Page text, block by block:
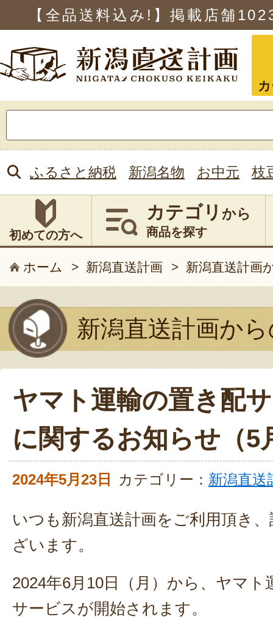
【全品送料込み!】掲載店舗
索:
ふるさと納税 新潟名物 お中元 枝
初めての方へ
カテゴリ から
商品を探す
ホーム > 新潟直送計画 > 新潟直送計画
新潟直送計画か
ヤマト運輸の置き配
に関するお知らせ（5
2024年5月23日 カテゴリー： 新潟直送
いつも新潟直送計画をご利用頂き
ざいます。
2024年6月10日（月）から、ヤマト
サービスが開始されます。